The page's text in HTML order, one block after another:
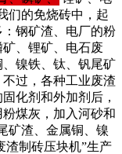
们的免烧砖中，起
钢矿渣、电厂的粉
矿、锂矿、电石废
镍铁、钛、钒尾矿
过，各种工业废渣
化剂和外加剂后，
煤灰，加入河砂和
矿渣、金属铜、镍
渣制砖压块机”生产